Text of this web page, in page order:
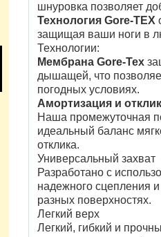
шнуровка позволяет
Технология Gore-TEX
защищая ваши ноги в
Технологии:
Мембрана Gore-Tex
дышащей, что
погодных условиях.
Амортизация и отклик
Наша промежуточная
идеальный баланс
отклика.
Универсальный захват
Разработано с
надежного сцепления
разных поверхностях.
Легкий верх
Легкий, гибкий и